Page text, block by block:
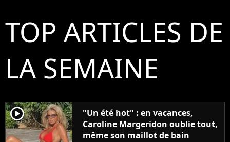
TOP ARTICLES DE
LA SEMAINE
player2
"Un été hot" : en vacances,
Caroline Margeridon oublie tout,
même son maillot de bain